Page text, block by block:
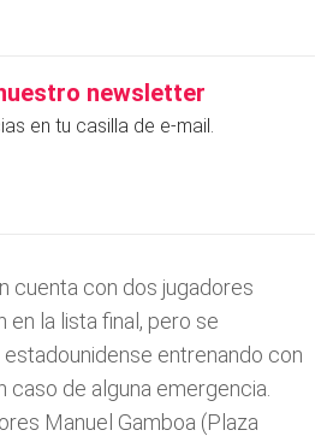
newsletter
en tu casilla de e-mail.
cuenta con dos jugadores
en la lista final, pero se
entrenando con
caso de alguna emergencia.
Manuel Gamboa (Plaza